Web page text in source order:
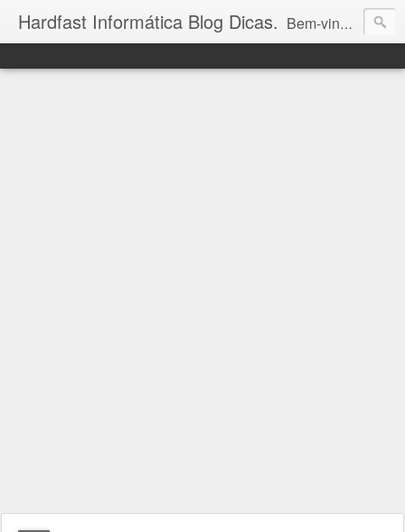
Hardfast Informática Blog Dicas. Bem-vindo ao Hardfast Informática Blog Dicas! Aqui você encontra as últimas novidades e valiosas dicas sobre eletrônicos, mundo geek, bolsa de valores e informática. Descubra um universo de conhecimento tecnológico e acompanhe-nos para estar sempre à frente nas áreas que você ama!